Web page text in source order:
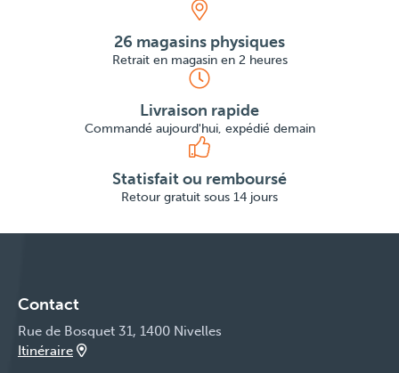
26 magasins physiques
Retrait en magasin en 2 heures
Livraison rapide
Commandé aujourd'hui, expédié demain
Statisfait ou remboursé
Retour gratuit sous 14 jours
Contact
Rue de Bosquet 31, 1400 Nivelles
Itinéraire